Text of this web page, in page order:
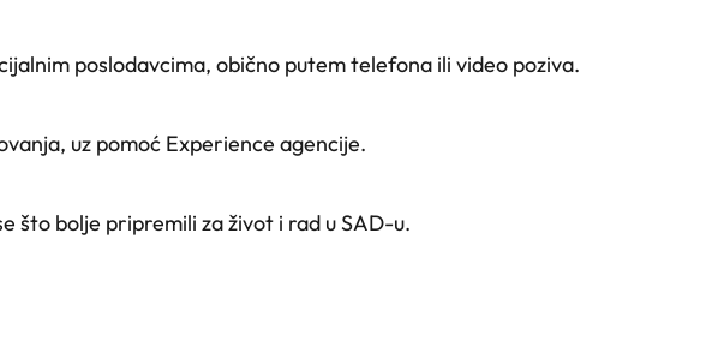
poslodavcima, obično putem telefona ili video poziva.
uz pomoć Experience agencije.
što bolje pripremili za život i rad u SAD-u.